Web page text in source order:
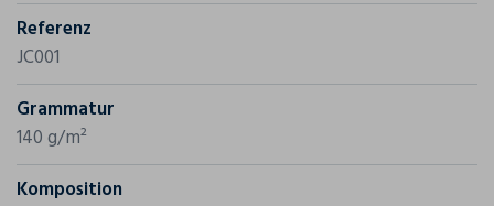
Referenz
JC001
Grammatur
140 g/m²
Komposition